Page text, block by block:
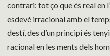
contrari: tot ço que és real en
esdevé irracional amb el
destí, des d’un principi és
racional en les ments dels